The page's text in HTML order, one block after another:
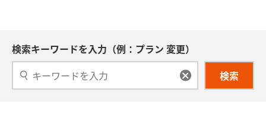
検索キーワードを入力（例：プラン 変更）
検索